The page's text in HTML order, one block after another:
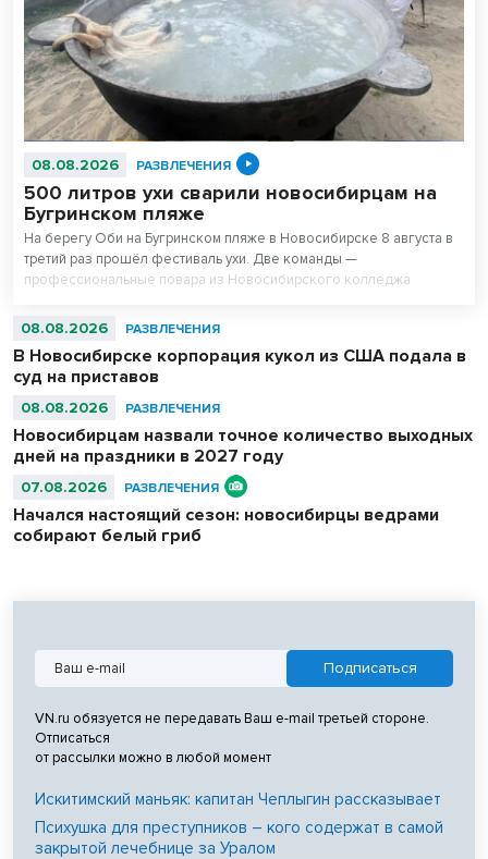
08.08.2026 РАЗВЛЕЧЕНИЯ
500 литров ухи сварили новосибирцам на
Бугринском пляже
На берегу Оби на Бугринском пляже в Новосибирске 8 августа в
третий раз прошёл фестиваль ухи. Две команды —
профессиональные повара из Новосибирского колледжа
приготовления очередь отдыхающих на пляже выстроилась за
08.08.2026 РАЗВЛЕЧЕНИЯ
В Новосибирске корпорация кукол из США подала в
суд на приставов
08.08.2026 РАЗВЛЕЧЕНИЯ
Новосибирцам назвали точное количество выходных
дней на праздники в 2027 году
07.08.2026 РАЗВЛЕЧЕНИЯ
Начался настоящий сезон: новосибирцы ведрами
собирают белый гриб
VN.ru обязуется не передавать Ваш e-mail третьей стороне.
Отписаться
от рассылки можно в любой момент
Искитимский маньяк: капитан Чеплыгин рассказывает
Психушка для преступников – кого содержат в самой
закрытой лечебнице за Уралом